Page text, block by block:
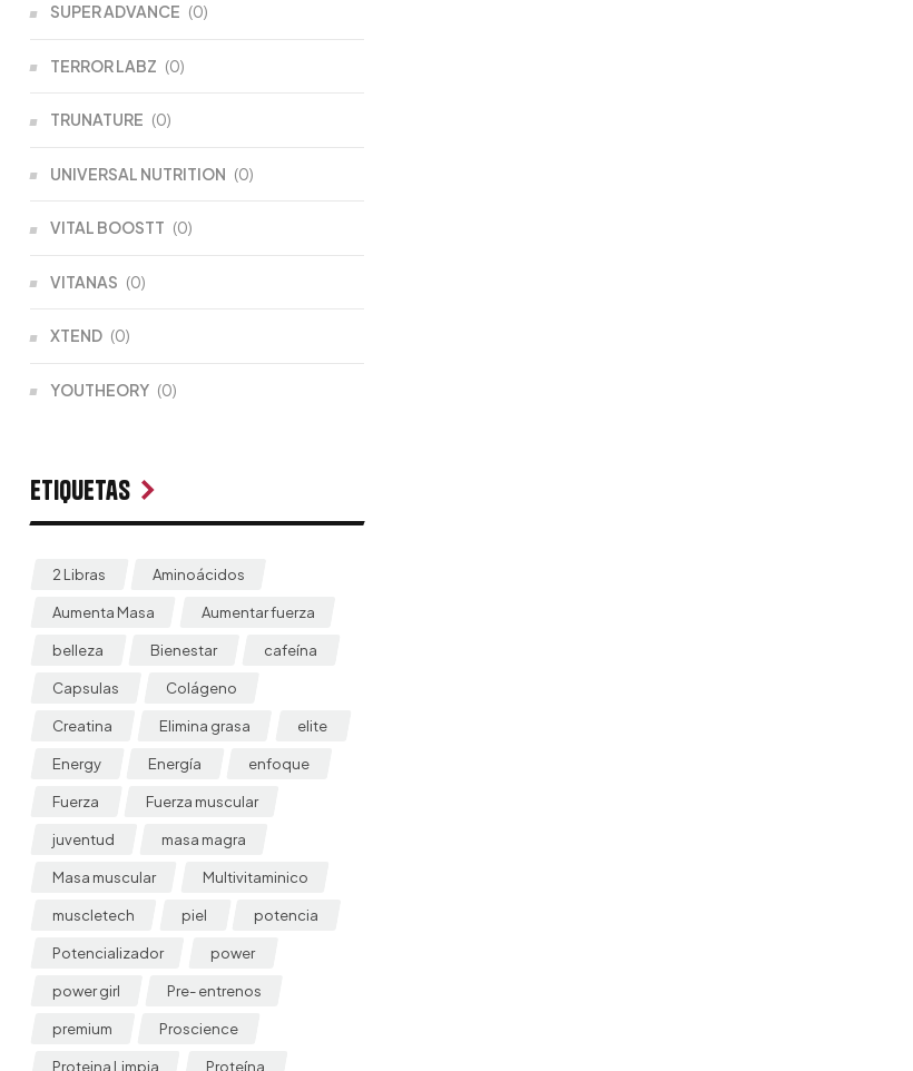
SUPER ADVANCE (0)
TERROR LABZ (0)
TRUNATURE (0)
UNIVERSAL NUTRITION (0)
VITAL BOOSTT (0)
VITANAS (0)
XTEND (0)
YOUTHEORY (0)
Etiquetas
2 Libras Aminoácidos
Aumenta Masa Aumentar fuerza
belleza Bienestar cafeína
Capsulas Colágeno
Creatina Elimina grasa elite
Energy Energía enfoque
Fuerza Fuerza muscular
juventud masa magra
Masa muscular Multivitaminico
muscletech piel potencia
Potencializador power
power girl Pre- entrenos
premium Proscience
Proteina Limpia Proteína